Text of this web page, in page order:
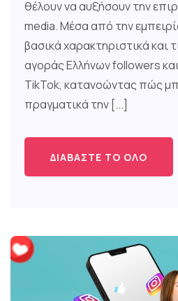
θέλουν να αυξήσουν την
media. Μέσα από την
βασικά χαρακτηριστικά και
αγοράς Ελλήνων followers
TikTok, κατανοώντας πώς
πραγματικά την [...]
ΔΙΑΒΆΣΤΕ ΤΟ ΌΛΟ